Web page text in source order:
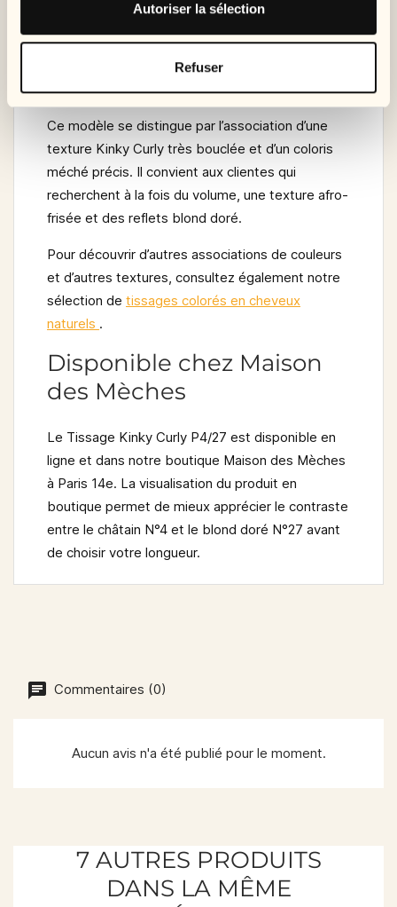
Autoriser la sélection
Refuser
d’aplatir les boucles.
Kinky Curly P4/27 ou
tissage coloré classique ?
Ce modèle se distingue par l’association d’une
texture Kinky Curly très bouclée et d’un coloris
méché précis. Il convient aux clientes qui
recherchent à la fois du volume, une texture afro-
frisée et des reflets blond doré.
Pour découvrir d’autres associations de couleurs
et d’autres textures, consultez également notre
sélection de tissages colorés en cheveux
naturels .
Disponible chez Maison
des Mèches
Le Tissage Kinky Curly P4/27 est disponible en
ligne et dans notre boutique Maison des Mèches
à Paris 14e. La visualisation du produit en
boutique permet de mieux apprécier le contraste
entre le châtain N°4 et le blond doré N°27 avant
de choisir votre longueur.
Commentaires (0)
Aucun avis n'a été publié pour le moment.
7 AUTRES PRODUITS
DANS LA MÊME